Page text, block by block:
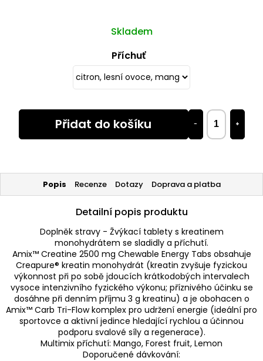
Skladem
Příchuť
+
−
Přidat do košíku
Popis Recenze Dotazy Doprava a platba
Detailní popis produktu
Doplněk stravy - Žvýkací tablety s kreatinem
monohydrátem se sladidly a příchutí.
Amix™ Creatine 2500 mg Chewable Energy Tabs obsahuje
Creapure® kreatin monohydrát (kreatin zvyšuje fyzickou
výkonnost při po sobě jdoucích krátkodobých intervalech
vysoce intenzivního fyzického výkonu; příznivého účinku se
dosáhne při denním příjmu 3 g kreatinu) a je obohacen o
Amix™ Carb Tri-Flow komplex pro udržení energie (ideální pro
sportovce a aktivní jedince hledající rychlou a účinnou
podporu svalové síly a regenerace).
Multimix příchutí: Mango, Forest fruit, Lemon
Doporučené dávkování: